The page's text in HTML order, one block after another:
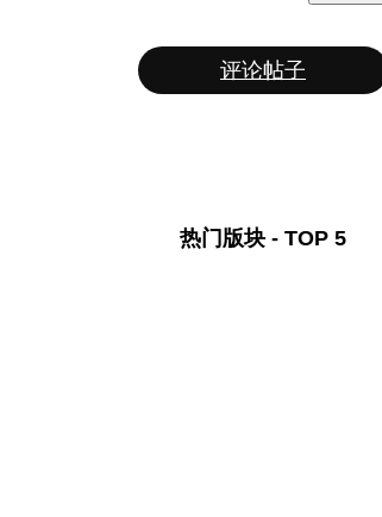
评论帖子
热门版块 - TOP 5